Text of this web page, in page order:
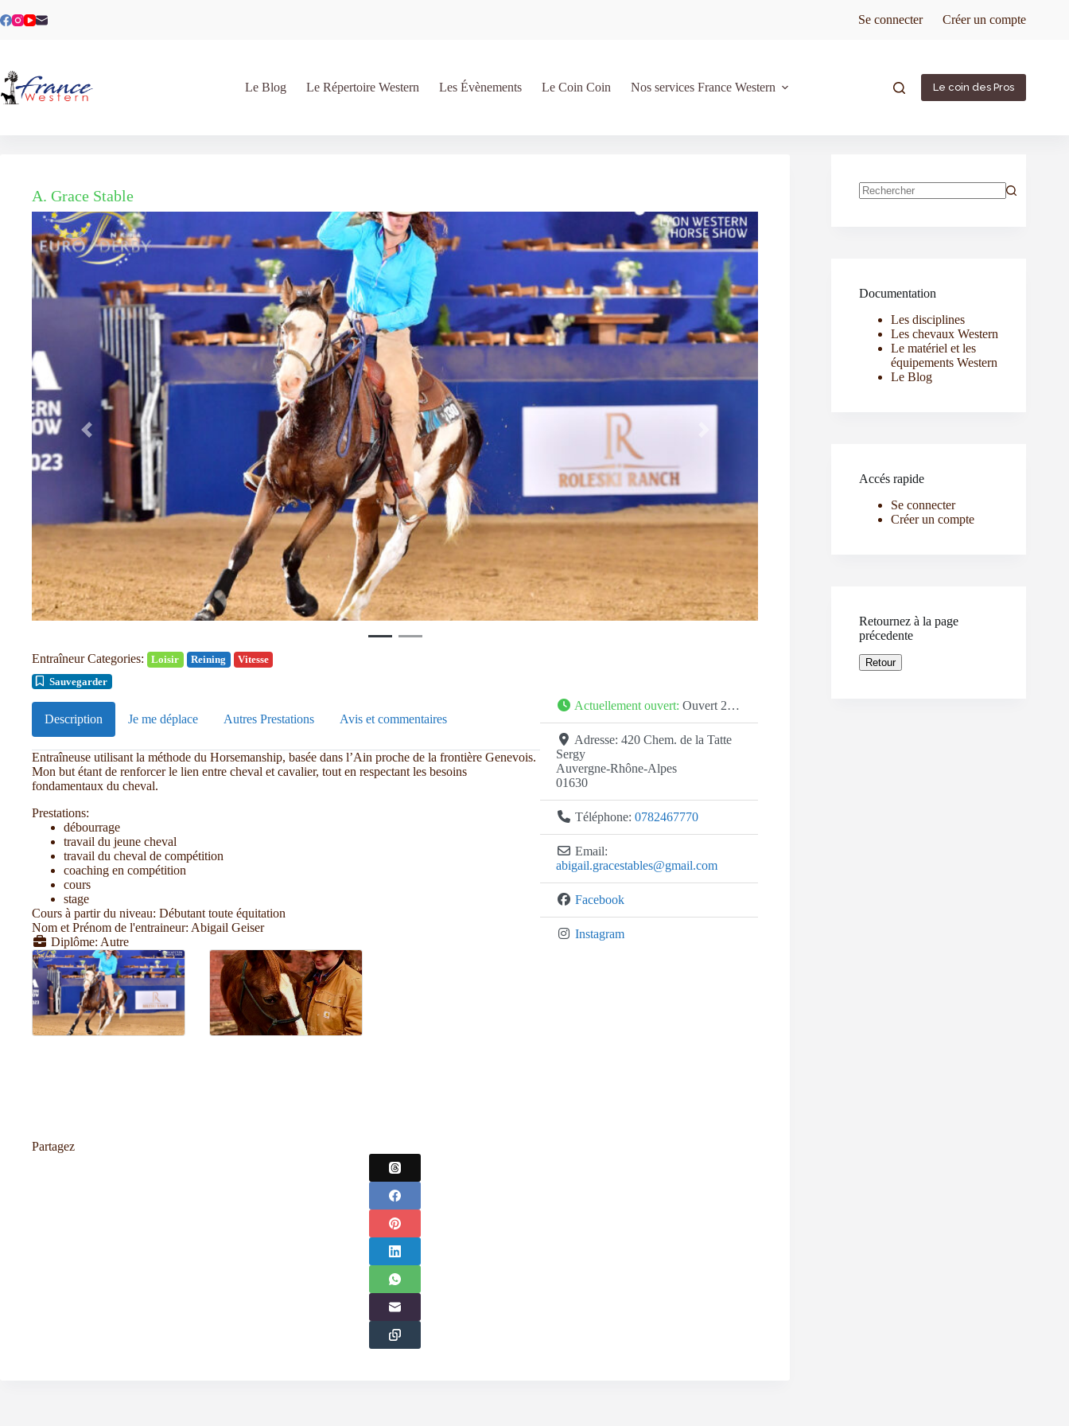
au
Se connecter Créer un compte
Le Blog Le Répertoire Western Les Évènements Le Coin Coin Nos services France Western Le coin des Pros
A. Grace Stable
Précédent
Entraîneur Categories: Loisir Reining
Vitesse
Sauvegarder
Description Je me déplace Autres Prestations Avis et commentaires
Entraîneuse utilisant la méthode du Horsemanship, basée dans l’Ain proche de la frontière Genevois.
Mon but étant de renforcer le lien entre cheval et cavalier, tout en respectant les besoins
fondamentaux du cheval.
Prestations:
débourrage
travail du jeune cheval
travail du cheval de compétition
coaching en compétition
cours
stage
Cours à partir du niveau: Débutant toute équitation
Nom et Prénom de l'entraineur: Abigail Geiser
Diplôme: Autre
Actuellement ouvert:Ouvert 24/24h
Adresse:420 Chem. de la Tatte
Sergy
Auvergne-Rhône-Alpes
01630
Téléphone:0782467770
Email:
abigail.gracestables@gmail.com
Facebook
Instagram
Partagez
Documentation
Les disciplines
Les chevaux Western
Le matériel et les
équipements Western
Le Blog
Accés rapide
Se connecter
Créer un compte
Retournez à la page
précedente